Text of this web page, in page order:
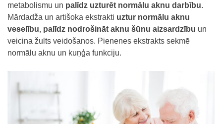
metabolismu un palīdz uzturēt normālu aknu darbību.
Mārdadža un artišoka ekstrakti uztur normālu aknu
veselību, palīdz nodrošināt aknu šūnu aizsardzību un
veicina žults veidošanos. Pienenes ekstrakts sekmē
normālu aknu un kuņģa funkciju.